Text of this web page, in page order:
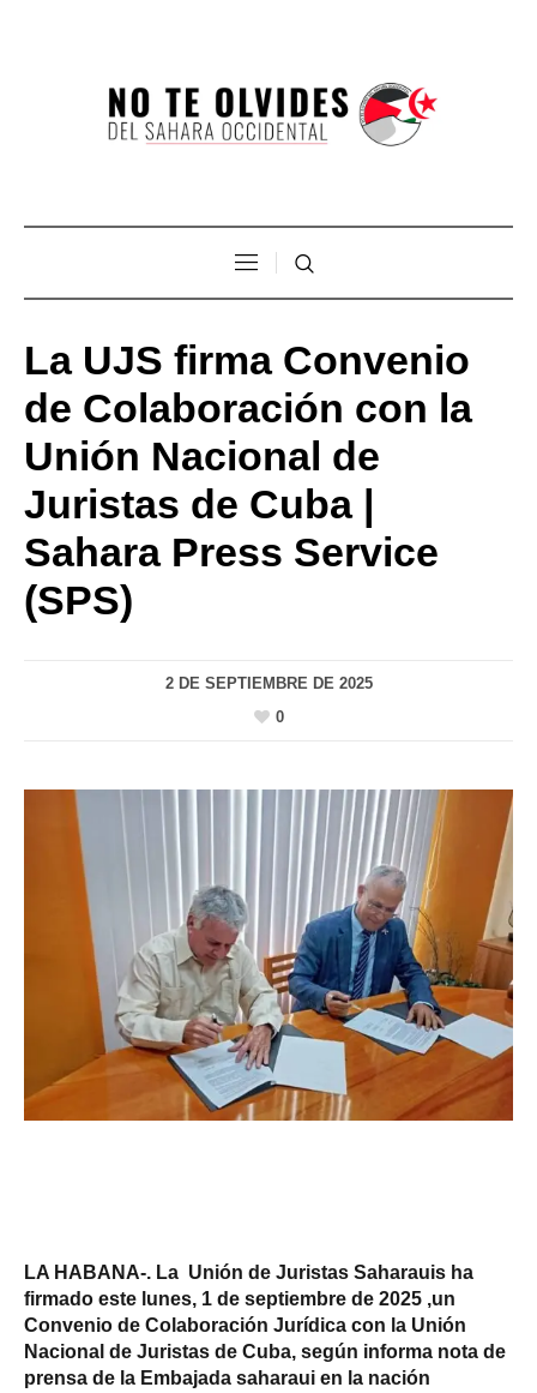
La UJS firma Convenio
de Colaboración con la
Unión Nacional de
Juristas de Cuba |
Sahara Press Service
(SPS)
2 DE SEPTIEMBRE DE 2025
0
LA HABANA-. La Unión de Juristas Saharauis ha
firmado este lunes, 1 de septiembre de 2025 ,un
Convenio de Colaboración Jurídica con la Unión
Nacional de Juristas de Cuba, según informa nota de
prensa de la Embajada saharaui en la nación